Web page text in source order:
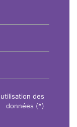
des
données (*)